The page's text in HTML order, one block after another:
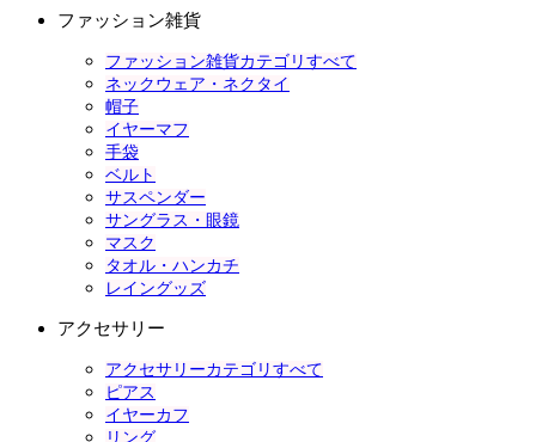
ファッション雑貨
ファッション雑貨カテゴリすべて
ネックウェア・ネクタイ
帽子
イヤーマフ
手袋
ベルト
サスペンダー
サングラス・眼鏡
マスク
タオル・ハンカチ
レイングッズ
アクセサリー
アクセサリーカテゴリすべて
ピアス
イヤーカフ
リング